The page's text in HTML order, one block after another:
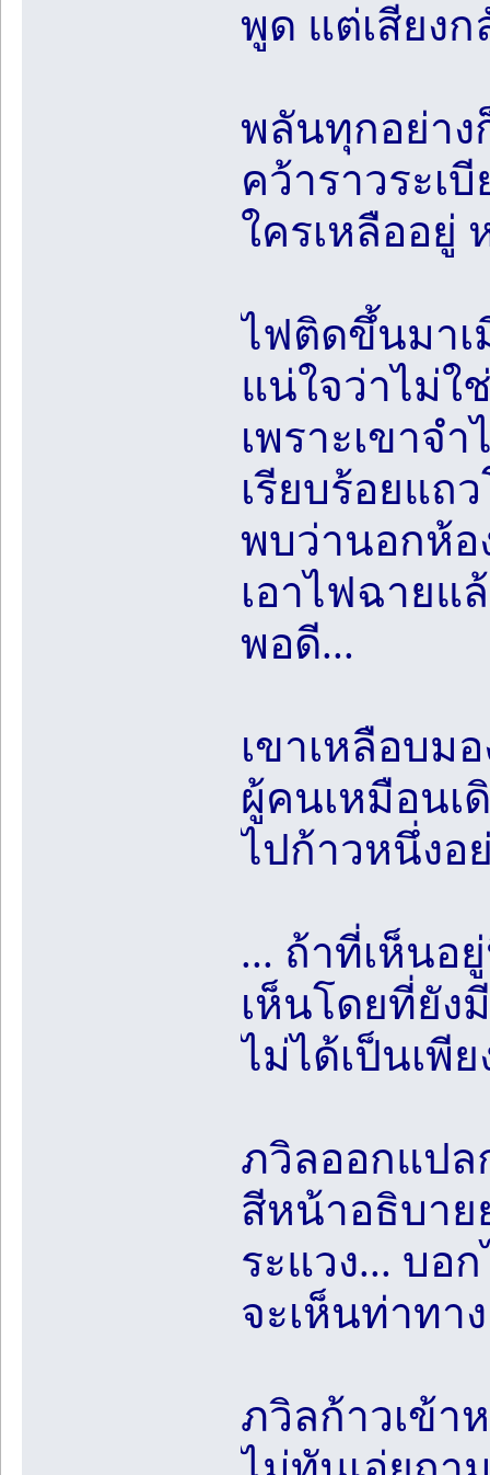
พูด แต่เสียง
พลันทุกอย่าง
คว้าราวระเ
ใครเหลืออยู่
ไฟติดขึ้นมาเ
แน่ใจว่าไม่ใ
เพราะเขาจ
เรียบร้อยแถ
พบว่านอกห้อ
เอาไฟฉายแ
พอดี...
เขาเหลือบม
ผู้คนเหมือนเ
ไปก้าวหนึ่งอ
... ถ้าที่เห็นอ
เห็นโดยที่ยัง
ไม่ได้เป็นเพี
ภวิลออกแปล
สีหน้าอธิบาย
ระแวง... บอ
จะเห็นท่าทา
ภวิลก้าวเข้า